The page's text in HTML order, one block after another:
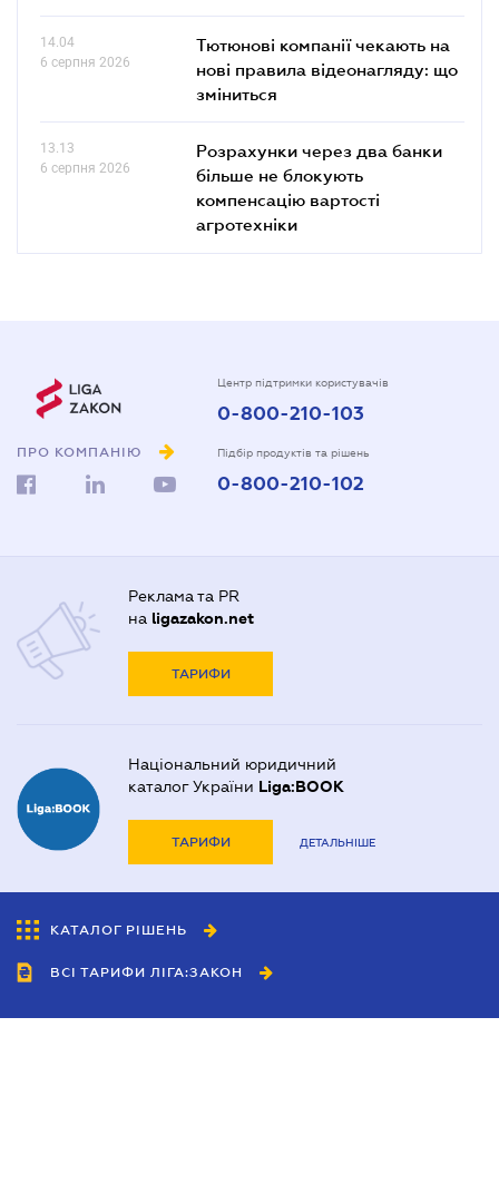
14.04
6 серпня 2026
Тютюнові компанії чекають на
нові правила відеонагляду: що
зміниться
13.13
6 серпня 2026
Розрахунки через два банки
більше не блокують
компенсацію вартості
агротехніки
ПРО КОМПАНІЮ
Центр підтримки користувачів
0-800-210-103
Підбір продуктів та рішень
0-800-210-102
Реклама та PR
на ligazakon.net
ТАРИФИ
Національний юридичний
каталог України Liga:BOOK
ТАРИФИ ДЕТАЛЬНІШЕ
КАТАЛОГ РІШЕНЬ
ВСІ ТАРИФИ ЛІГА:ЗАКОН